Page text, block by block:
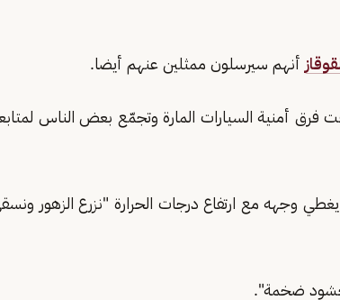
أنهم سيرسلون ممثلين عنهم أيضا.
فرق أمنية السيارات المارة وتجمّع بعض الناس
وجهه مع ارتفاع درجات الحرارة "نزرع الزهور
ضخمة".